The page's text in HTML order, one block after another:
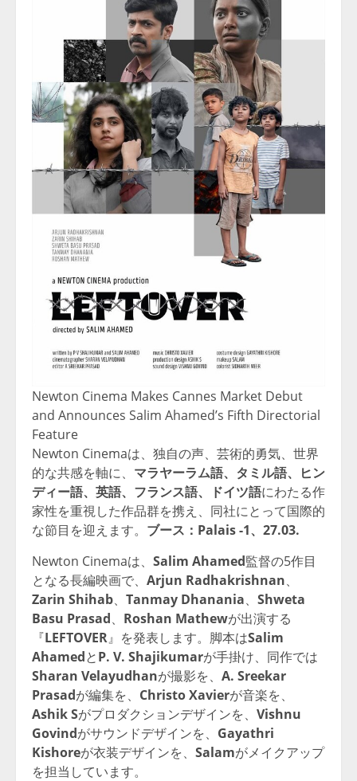
Newton Cinema Makes Cannes Market Debut
and Announces Salim Ahamed’s Fifth Directorial
Feature
Newton Cinemaは、独自の声、芸術的勇気、世界
的な共感を軸に、 マラヤーラム語、タミル語、ヒン
ディー語、英語、フランス語、ドイツ語にわたる作
家性を重視した作品群を携え、同社にとって国際的
な節目を迎えます。 ブース：Palais -1、27.03.
Newton Cinemaは、 Salim Ahamed監督の5作目
となる長編映画で、 Arjun Radhakrishnan、
Zarin Shihab、 Tanmay Dhanania、 Shweta
Basu Prasad、 Roshan Mathewが出演する
『LEFTOVER』を発表します。脚本はSalim
AhamedとP. V. Shajikumarが手掛け、同作では
Sharan Velayudhanが撮影を、 A. Sreekar
Prasadが編集を、 Christo Xavierが音楽を、
Ashik Sがプロダクションデザインを、 Vishnu
Govindがサウンドデザインを、 Gayathri
Kishoreが衣装デザインを、 Salamがメイクアップ
を担当しています。